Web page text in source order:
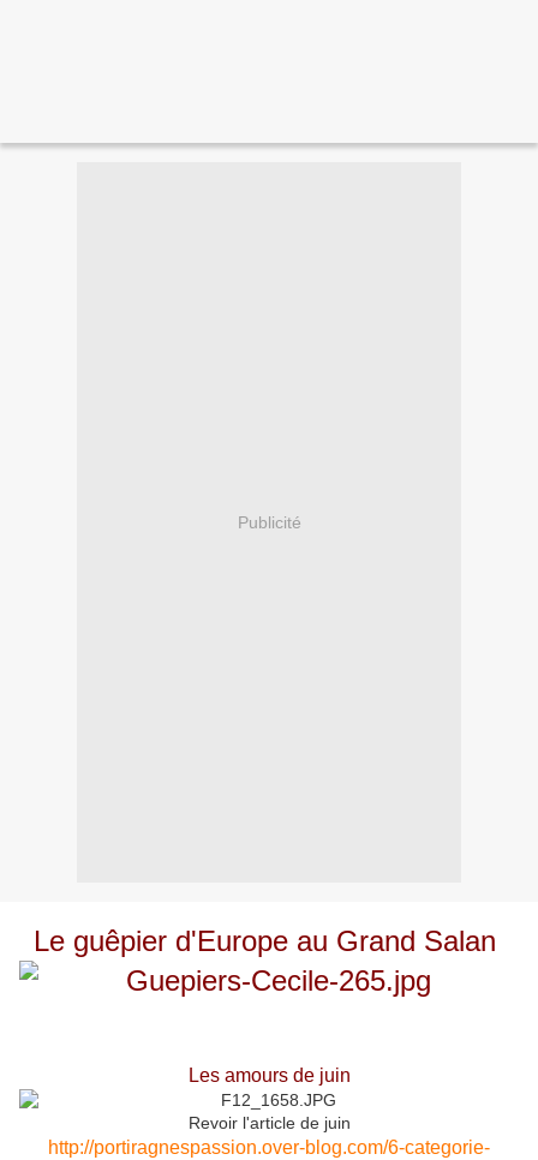
Publicité
Le guêpier d'Europe au Grand Salan
Les amours de juin
Revoir l'article de juin
http://portiragnespassion.over-blog.com/6-categorie-